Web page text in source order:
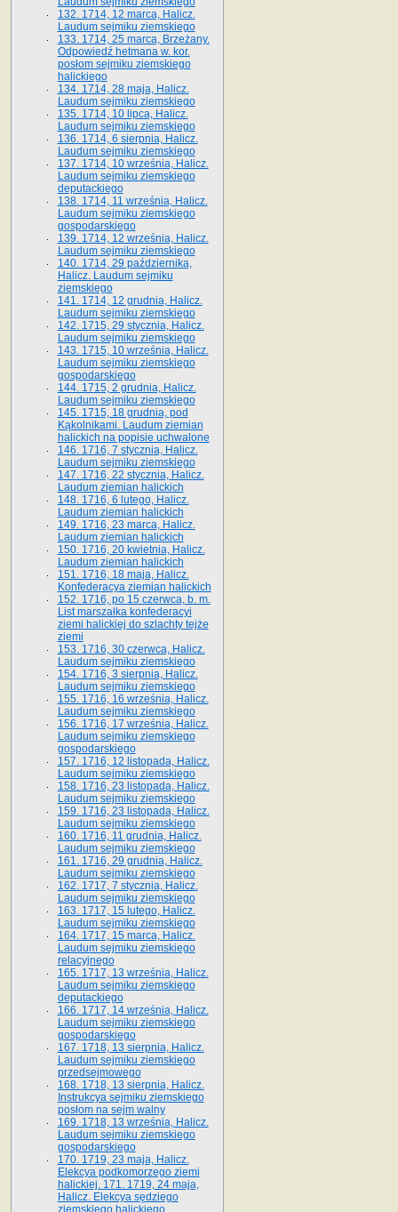
132. 1714, 12 marca, Halicz.
Laudum sejmiku ziemskiego
133. 1714, 25 marca, Brzeżany.
Odpowiedź hetmana w. kor.
posłom sejmiku ziemskiego
halickiego
134. 1714, 28 maja, Halicz.
Laudum sejmiku ziemskiego
135. 1714, 10 lipca, Halicz.
Laudum sejmiku ziemskiego
136. 1714, 6 sierpnia, Halicz.
Laudum sejmiku ziemskiego
137. 1714, 10 września, Halicz.
Laudum sejmiku ziemskiego
deputackiego
138. 1714, 11 września, Halicz.
Laudum sejmiku ziemskiego
gospodarskiego
139. 1714, 12 września, Halicz.
Laudum sejmiku ziemskiego
140. 1714, 29 października,
Halicz. Laudum sejmiku
ziemskiego
141. 1714, 12 grudnia, Halicz.
Laudum sejmiku ziemskiego
142. 1715, 29 stycznia, Halicz.
Laudum sejmiku ziemskiego
143. 1715, 10 września, Halicz.
Laudum sejmiku ziemskiego
gospodarskiego
144. 1715, 2 grudnia, Halicz.
Laudum sejmiku ziemskiego
145. 1715, 18 grudnia, pod
Kąkolnikami. Laudum ziemian
halickich na popisie uchwalone
146. 1716, 7 stycznia, Halicz.
Laudum sejmiku ziemskiego
147. 1716, 22 stycznia, Halicz.
Laudum ziemian halickich
148. 1716, 6 lutego, Halicz.
Laudum ziemian halickich
149. 1716, 23 marca, Halicz.
Laudum ziemian halickich
150. 1716, 20 kwietnia, Halicz.
Laudum ziemian halickich
151. 1716, 18 maja, Halicz.
Konfederacya ziemian halickich
152. 1716, po 15 czerwca, b. m.
List marszałka konfederacyi
ziemi halickiej do szlachty tejże
ziemi
153. 1716, 30 czerwca, Halicz.
Laudum sejmiku ziemskiego
154. 1716, 3 sierpnia, Halicz.
Laudum sejmiku ziemskiego
155. 1716, 16 września, Halicz.
Laudum sejmiku ziemskiego
156. 1716, 17 września, Halicz.
Laudum sejmiku ziemskiego
gospodarskiego
157. 1716, 12 listopada, Halicz.
Laudum sejmiku ziemskiego
158. 1716, 23 listopada, Halicz.
Laudum sejmiku ziemskiego
159. 1716, 23 listopada, Halicz.
Laudum sejmiku ziemskiego
160. 1716, 11 grudnia, Halicz.
Laudum sejmiku ziemskiego
161. 1716, 29 grudnia, Halicz.
Laudum sejmiku ziemskiego
162. 1717, 7 stycznia, Halicz.
Laudum sejmiku ziemskiego
163. 1717, 15 lutego, Halicz.
Laudum sejmiku ziemskiego
164. 1717, 15 marca, Halicz.
Laudum sejmiku ziemskiego
relacyjnego
165. 1717, 13 września, Halicz.
Laudum sejmiku ziemskiego
deputackiego
166. 1717, 14 września, Halicz.
Laudum sejmiku ziemskiego
gospodarskiego
167. 1718, 13 sierpnia, Halicz.
Laudum sejmiku ziemskiego
przedsejmowego
168. 1718, 13 sierpnia, Halicz.
Instrukcya sejmiku ziemskiego
posłom na sejm walny
169. 1718, 13 września, Halicz.
Laudum sejmiku ziemskiego
gospodarskiego
170. 1719, 23 maja, Halicz.
Elekcya podkomorzego ziemi
halickiej. 171. 1719, 24 maja,
Halicz. Elekcya sędziego
ziemskiego halickiego